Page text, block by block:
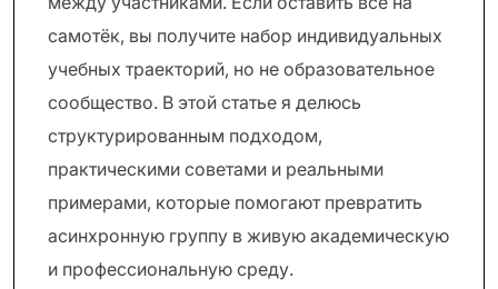
самотёк, вы получите набор индивидуальных
учебных траекторий, но не образовательное
сообщество. В этой статье я делюсь
структурированным подходом,
практическими советами и реальными
примерами, которые помогают превратить
асинхронную группу в живую академическую
и профессиональную среду.